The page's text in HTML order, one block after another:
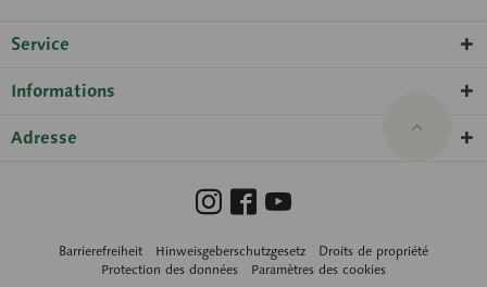
Service
Informations
Adresse
Barrierefreiheit Hinweisgeberschutzgesetz
Droits de propriété
Protection des données
Paramètres des cookies